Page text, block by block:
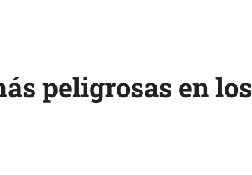
peligrosas en los